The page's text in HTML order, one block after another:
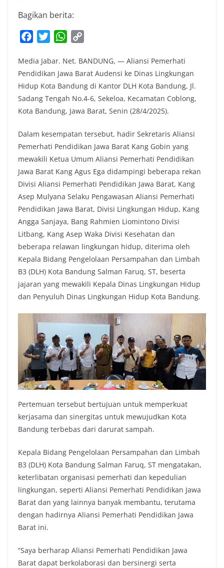
Bagikan berita:
c
e
b
o
o
i
t
t
e
r
W
a
t
s
A
p
p
y
L
i
n
Media Jabar. Net. BANDUNG, — Aliansi Pemerhati
Pendidikan Jawa Barat Audensi ke Dinas Lingkungan
Hidup Kota Bandung di Kantor DLH Kota Bandung, Jl.
Sadang Tengah No.4-6, Sekeloa, Kecamatan Coblong,
Kota Bandung, Jawa Barat, Senin (28/4/2025).
Dalam kesempatan tersebut, hadir Sekretaris Aliansi
Pemerhati Pendidikan Jawa Barat Kang Gobin yang
mewakili Ketua Umum Aliansi Pemerhati Pendidikan
Jawa Barat Kang Agus Ega didampingi beberapa rekan
Divisi Aliansi Pemerhati Pendidikan Jawa Barat, Kang
Asep Mulyana Selaku Pengawasan Aliansi Pemerhati
Pendidikan Jawa Barat, Divisi Lingkungan Hidup, Kang
Angga Sanjaya, Bang Rahmien Liomintono Divisi
Litbang, Kang Asep Waka Divisi Kesehatan dan
beberapa relawan lingkungan hidup, diterima oleh
Kepala Bidang Pengelolaan Persampahan dan Limbah
B3 (DLH) Kota Bandung Salman Faruq, ST, beserta
jajaran yang mewakili Kepala Dinas Lingkungan Hidup
dan Penyuluh Dinas Lingkungan Hidup Kota Bandung.
Pertemuan tersebut bertujuan untuk memperkuat
kerjasama dan sinergitas untuk mewujudkan Kota
Bandung terbebas dari darurat sampah.
Kepala Bidang Pengelolaan Persampahan dan Limbah
B3 (DLH) Kota Bandung Salman Faruq, ST mengatakan,
keterlibatan organisasi pemerhati dan kepedulian
lingkungan, seperti Aliansi Pemerhati Pendidikan Jawa
Barat dan yang lainnya banyak membantu, terutama
dengan hadirnya Aliansi Pemerhati Pendidikan Jawa
Barat ini.
“Saya berharap Aliansi Pemerhati Pendidikan Jawa
Barat dapat berkolaborasi dan bersinergi serta